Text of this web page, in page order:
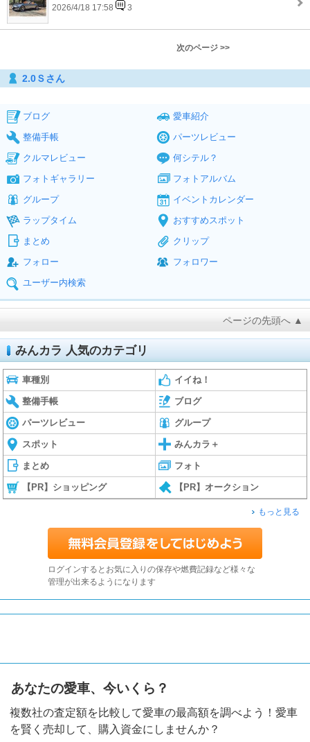
2026/4/18 17:58 3
次のページ >>
2.0Ｓさん
ブログ
愛車紹介
整備手帳
パーツレビュー
クルマレビュー
何シテル？
フォトギャラリー
フォトアルバム
グループ
イベントカレンダー
ラップタイム
おすすめスポット
まとめ
クリップ
フォロー
フォロワー
ユーザー内検索
ページの先頭へ ▲
みんカラ 人気のカテゴリ
車種別 イイね！
整備手帳 ブログ
パーツレビュー グループ
スポット みんカラ＋
まとめ フォト
【PR】ショッピング 【PR】オークション
もっと見る
ログインするとお気に入りの保存や燃費記録など様々な
管理が出来るようになります
あなたの愛車、今いくら？
複数社の査定額を比較して愛車の最高額を調べよう！愛車
を賢く売却して、購入資金にしませんか？